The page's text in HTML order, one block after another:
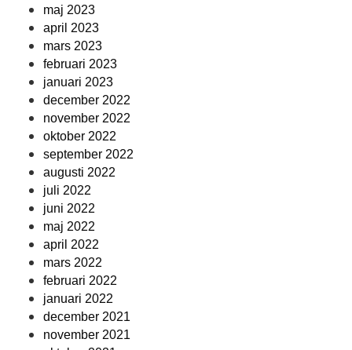
maj 2023
april 2023
mars 2023
februari 2023
januari 2023
december 2022
november 2022
oktober 2022
september 2022
augusti 2022
juli 2022
juni 2022
maj 2022
april 2022
mars 2022
februari 2022
januari 2022
december 2021
november 2021